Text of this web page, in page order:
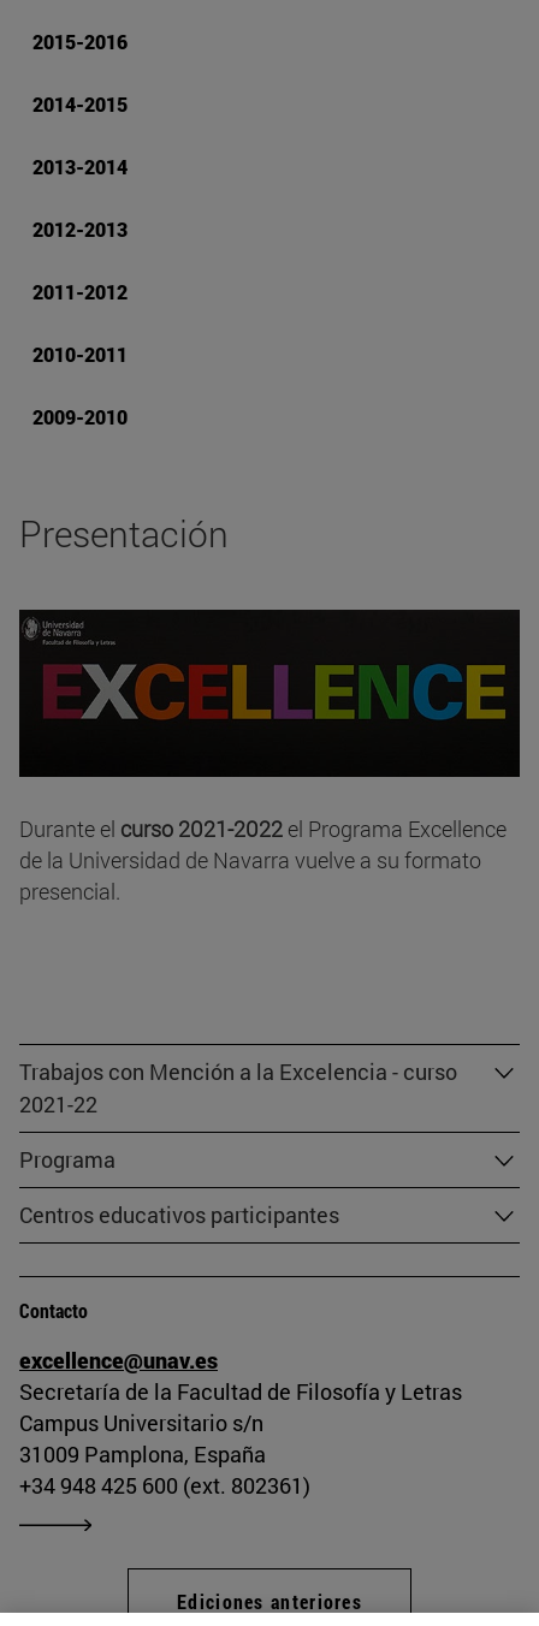
2015-2016
2014-2015
2013-2014
2012-2013
2011-2012
2010-2011
2009-2010
Presentación
Durante el curso 2021-2022 el Programa Excellence
de la Universidad de Navarra vuelve a su formato
presencial.
Trabajos con Mención a la Excelencia - curso
2021-22
Programa
Centros educativos participantes
Contacto
excellence@unav.es
Secretaría de la Facultad de Filosofía y Letras
Campus Universitario s/n
31009 Pamplona, España
+34 948 425 600 (ext. 802361)
Ediciones anteriores